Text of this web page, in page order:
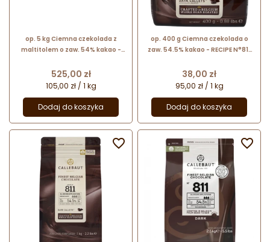
op. 5 kg Ciemna czekolada z
maltitolem o zaw. 54% kakao -
czekoladowy bez dodatku cukru
Cena
525,00 zł
105,00 zł / 1 kg
Dodaj do koszyka
op. 400 g Ciemna czekolada o
zaw. 54.5% kakao - RECIPE N°811
Cena
38,00 zł
95,00 zł / 1 kg
Dodaj do koszyka
 